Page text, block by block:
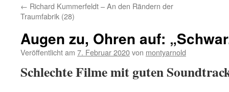
← Richard Kummerfeldt – An den Rändern der
Traumfabrik (28)
Augen zu, Ohren auf:
Veröffentlicht am 7. Februar 2020von montyarnold
Schlechte Filme mit guten